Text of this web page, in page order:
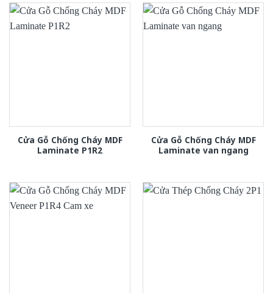
Cửa Gỗ Chống Cháy MDF
Laminate P1R2
Cửa Gỗ Chống Cháy MDF
Laminate van ngang